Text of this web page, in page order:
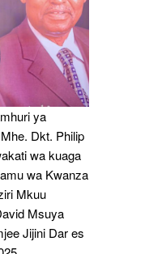
ya
Dkt. Philip
wa kuaga
wa Kwanza
Mkuu
Msuya
Jijini Dar es